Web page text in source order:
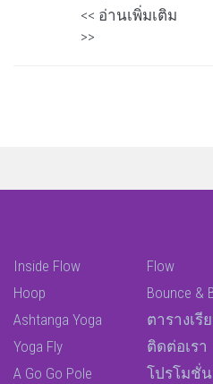
<< อ่านเพิ่มเติม
>>
Inside Flow
Hoop
Ashtanga Yoga
Yoga Fly
A Go Go Pole
Flow
Bounce &
ตารางเรี
ติดต่อเรา
โปรโมชั่น